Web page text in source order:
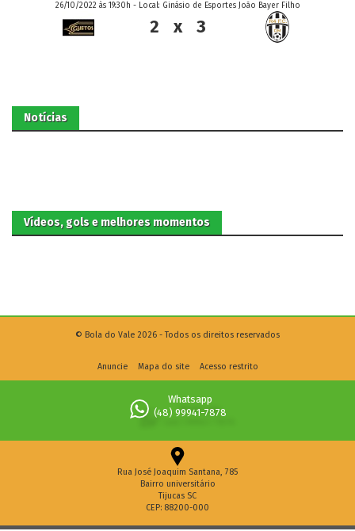
26/10/2022 às 19:30h - Local: Ginásio de Esportes João Bayer Filho
2 x 3
Notícias
Vídeos, gols e melhores momentos
© Bola do Vale 2026 - Todos os direitos reservados
Anuncie Mapa do site Acesso restrito
Whatsapp
(48) 99941-7878
Rua José Joaquim Santana, 785
Bairro universitário
Tijucas SC
CEP: 88200-000